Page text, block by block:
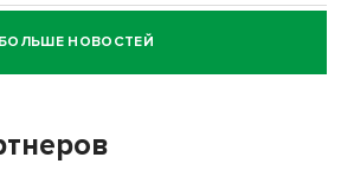
водителя за смерть
в новосибирском селе лошади
БОЛЬШЕ НОВОСТЕЙ